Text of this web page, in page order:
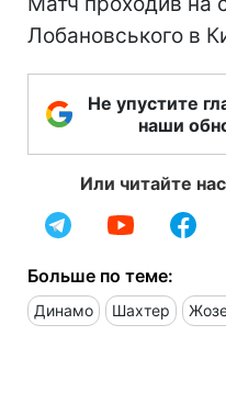
Лобановського в
Не упустите
наши
Или читайте
Больше по теме:
Динамо Шахтер